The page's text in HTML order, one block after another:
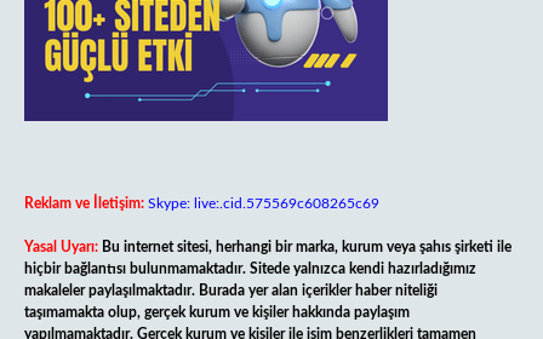
Reklam ve İletişim: Skype: live:.cid.575569c608265c69
Yasal Uyarı: Bu internet sitesi, herhangi bir marka, kurum veya şahıs şirketi ile
hiçbir bağlantısı bulunmamaktadır. Sitede yalnızca kendi hazırladığımız
makaleler paylaşılmaktadır. Burada yer alan içerikler haber niteliği
taşımamakta olup, gerçek kurum ve kişiler hakkında paylaşım
yapılmamaktadır. Gerçek kurum ve kişiler ile isim benzerlikleri tamamen